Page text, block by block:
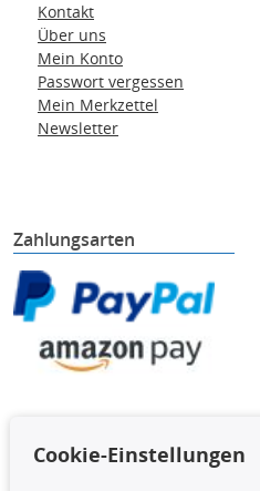
Kontakt
Über uns
Mein Konto
Passwort vergessen
Mein Merkzettel
Newsletter
Zahlungsarten
Cookie-Einstellungen